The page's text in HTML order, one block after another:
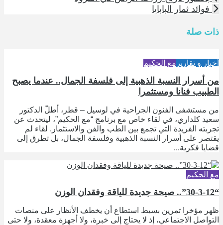
فوائد ثمار البابايا
ذات صلة
أخبار و تقارير مع الحكيم
من أسرار النسبة الذهبية إلى فلسفة الجمال.. عندما يصبح
الطبيب فنانا ومستثمرا
من مستشفى الفنون الجراحية في لوسيل – قطر، أطلّ الدكتور
سعيد كلداري، في لقاء خاص مع برنامج “مع الحكيم”، ليتحدث عن
تجربته الفريدة التي تجمع بين الطب والفن والاستثمار. لقاء لم
يقتصر على أسرار النسبة الذهبية وفلسفة الجمال، بل تطرق إلى
قضايا فكرية...
مع الحكيم
“30-3-12”.. صيحة جديدة للياقة وفقدان الوزن
ظهر مؤخرا تمرين بسيط استطاع أن يخطف الأنظار على منصات
التواصل الاجتماعي، إذ لا يحتاج إلى خبرة، ولا أجهزة معقدة، ولا حتى